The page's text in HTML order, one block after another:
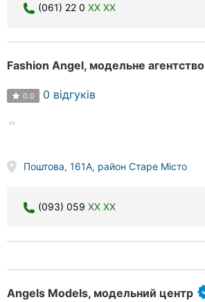
(061) 22 0 XX XX
Fashion Angel, модельне агентство
0.0 0 відгуків
Поштова, 161A, район Старе Місто
(093) 059 XX XX
Angels Models, модельний центр